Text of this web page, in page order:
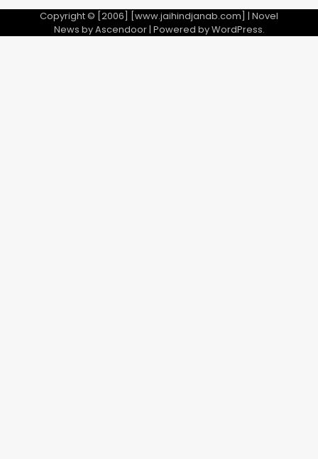
Copyright © [2006] [www.jaihindjanab.com] | Novel
News byAscendoor| Powered byWordPress.